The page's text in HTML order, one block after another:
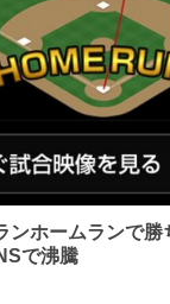
ンホームランで
で沸騰